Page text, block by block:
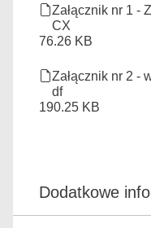
Załącznik nr 1 -
CX
76.26 KB
Załącznik nr 2 -
df
190.25 KB
Dodatkowe